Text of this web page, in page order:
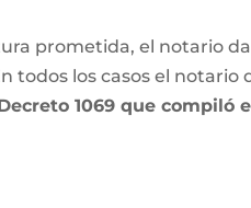
prometida, el notario
todos los casos el notario
Decreto 1069 que compiló